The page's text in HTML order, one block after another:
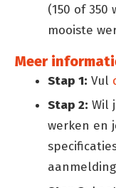
(150 of
mooiste
Meer
Stap 1: Vul
Stap 2: Wil
werken en